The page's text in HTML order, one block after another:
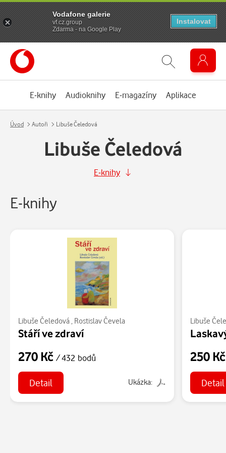
E-knihy Audioknihy E-magazíny Aplikace
Úvod Autoři Libuše Čeledová
Libuše Čeledová
E-knihy
E-knihy
Libuše Čeledová , Rostislav Čevela
Stáří ve zdraví
270 Kč / 432 bodů
Detail Ukázka:
Libuše
250
Detail
Vodafone galerie
vf.cz.group
Zdarma - na Google Play
Instalovat